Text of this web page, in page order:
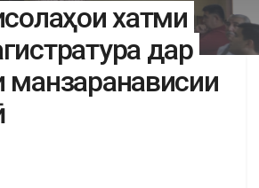
хатми
дар
манзаранависии